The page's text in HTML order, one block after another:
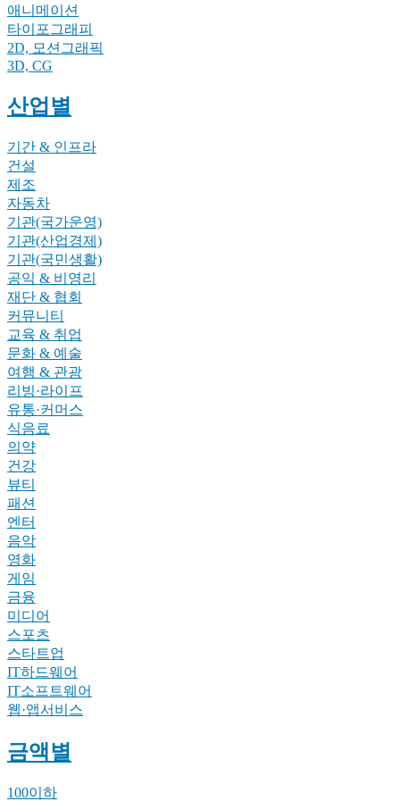
애니메이션
타이포그래피
2D, 모션그래픽
3D, CG
산업별
기간 & 인프라
건설
제조
자동차
기관(국가운영)
기관(산업경제)
기관(국민생활)
공익 & 비영리
재단 & 협회
커뮤니티
교육 & 취업
문화 & 예술
여행 & 관광
리빙·라이프
유통·커머스
식음료
의약
건강
뷰티
패션
엔터
음악
영화
게임
금융
미디어
스포츠
스타트업
IT하드웨어
IT소프트웨어
웹·앱서비스
금액별
100이하